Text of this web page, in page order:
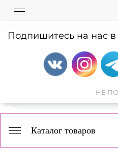
Подпишитесь на нас в
Пн-
Каталог товаров